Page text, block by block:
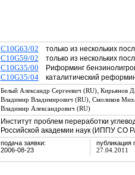
C10G63/02 только из нескольких
C10G59/02 только из нескольких
C10G35/00 Риформинг
C10G35/04каталитический
Белый Александр Сергеевич (RU), Кирьянов
Владимир Владимирович (RU), Смоликов
Владимир Александрович (RU)
Институт проблем переработки
Российской академии наук (ИППУ СО
подача заявки:
2006-08-23
публикация
27.04.2011